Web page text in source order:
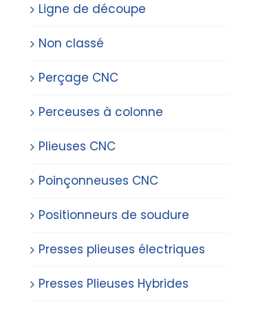
Ligne de découpe
Non classé
Perçage CNC
Perceuses à colonne
Plieuses CNC
Poinçonneuses CNC
Positionneurs de soudure
Presses plieuses électriques
Presses Plieuses Hybrides